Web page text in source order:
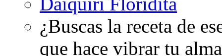
¿Buscas la receta de
que hace vibrar tu